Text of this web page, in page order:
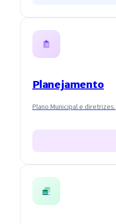
Planejamento
Plano Municipal e diretrizes.